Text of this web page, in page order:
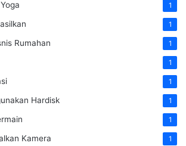
1
1
Rumahan 1
1
1
Hardisk 1
1
Kamera 1